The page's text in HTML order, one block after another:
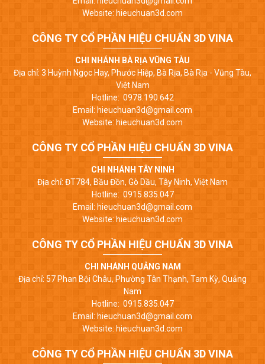
Website: hieuchuan3d.com
CÔNG TY CỔ PHẦN HIỆU CHUẨN 3D VINA
CHI NHÁNH BÀ RỊA VŨNG TÀU
Địa chỉ: 3 Huỳnh Ngọc Hay, Phước Hiệp, Bà Rịa, Bà Rịa - Vũng Tàu,
Việt Nam
Hotline: 0978.190.642
Email: hieuchuan3d@gmail.com
Website: hieuchuan3d.com
CÔNG TY CỔ PHẦN HIỆU CHUẨN 3D VINA
CHI NHÁNH TÂY NINH
Địa chỉ: ĐT784, Bầu Đồn, Gò Dầu, Tây Ninh, Việt Nam
Hotline: 0915.835.047
Email: hieuchuan3d@gmail.com
Website: hieuchuan3d.com
CÔNG TY CỔ PHẦN HIỆU CHUẨN 3D VINA
CHI NHÁNH QUẢNG NAM
Địa chỉ: 57 Phan Bội Châu, Phường Tân Thạnh, Tam Kỳ, Quảng
Nam
Hotline: 0915.835.047
Email: hieuchuan3d@gmail.com
Website: hieuchuan3d.com
CÔNG TY CỔ PHẦN HIỆU CHUẨN 3D VINA